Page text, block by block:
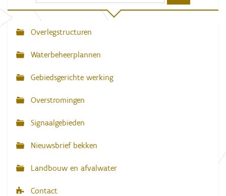
N
a
i
g
t
Overlegstructuren
Waterbeheerplannen
Gebiedsgerichte werking
Overstromingen
Signaalgebieden
Nieuwsbrief bekken
Landbouw en afvalwater
Contact